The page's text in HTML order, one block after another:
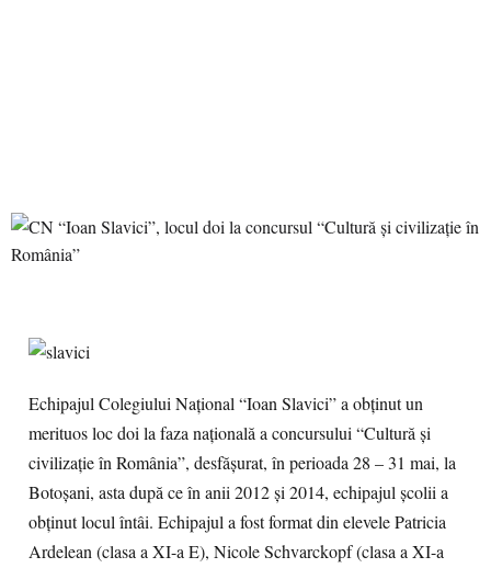
Echipajul Colegiului Naţional “Ioan Slavici” a obţinut un
merituos loc doi la faza naţională a concursului “Cultură și
civilizație în România”, desfăşurat, în perioada 28 – 31 mai, la
Botoșani, asta după ce în anii 2012 și 2014, echipajul şcolii a
obţinut locul întâi. Echipajul a fost format din elevele Patricia
Ardelean (clasa a XI-a E), Nicole Schvarckopf (clasa a XI-a